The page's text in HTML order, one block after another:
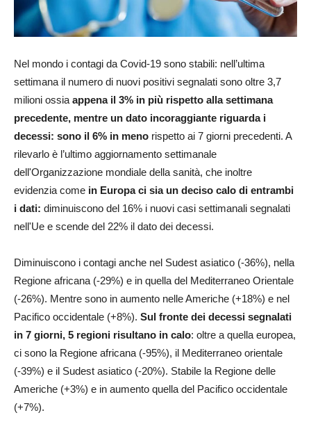
Nel mondo i contagi da Covid-19 sono stabili: nell’ultima
settimana il numero di nuovi positivi segnalati sono oltre 3,7
milioni ossia appena il 3% in più rispetto alla settimana
precedente, mentre un dato incoraggiante riguarda i
decessi: sono il 6% in meno rispetto ai 7 giorni precedenti. A
rilevarlo è l’ultimo aggiornamento settimanale
dell'Organizzazione mondiale della sanità, che inoltre
evidenzia come in Europa ci sia un deciso calo di entrambi
i dati: diminuiscono del 16% i nuovi casi settimanali segnalati
nell'Ue e scende del 22% il dato dei decessi.
Diminuiscono i contagi anche nel Sudest asiatico (-36%), nella
Regione africana (-29%) e in quella del Mediterraneo Orientale
(-26%). Mentre sono in aumento nelle Americhe (+18%) e nel
Pacifico occidentale (+8%). Sul fronte dei decessi segnalati
in 7 giorni, 5 regioni risultano in calo: oltre a quella europea,
ci sono la Regione africana (-95%), il Mediterraneo orientale
(-39%) e il Sudest asiatico (-20%). Stabile la Regione delle
Americhe (+3%) e in aumento quella del Pacifico occidentale
(+7%).